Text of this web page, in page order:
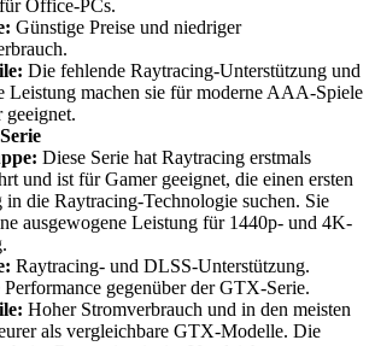
Office-PCs.
Günstige Preise und niedriger
Die fehlende Raytracing-Unterstützung und
Leistung machen sie für moderne AAA-Spiele
geeignet.
Diese Serie hat Raytracing erstmals
und ist für Gamer geeignet, die einen ersten
in die Raytracing-Technologie suchen. Sie
ausgewogene Leistung für 1440p- und 4K-
Raytracing- und DLSS-Unterstützung.
Performance gegenüber der GTX-Serie.
Hoher Stromverbrauch und in den meisten
als vergleichbare GTX-Modelle. Die